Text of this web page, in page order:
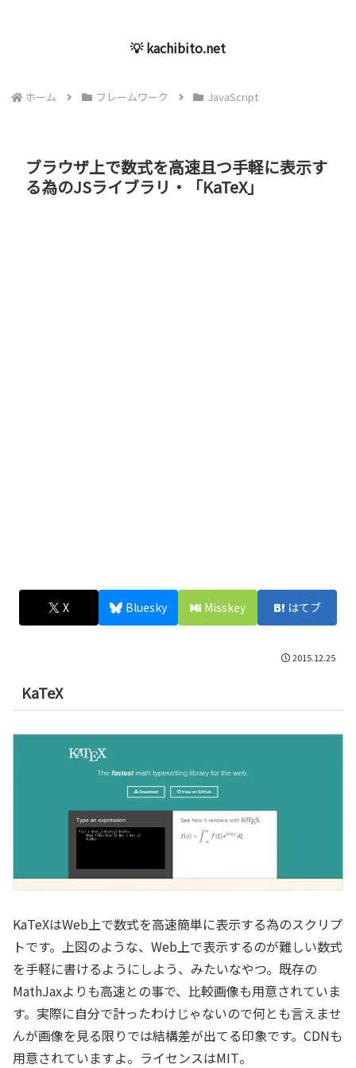
💡 kachibito.net
ホーム フレームワーク JavaScript
ブラウザ上で数式を高速且つ手軽に表示す
る為のJSライブラリ・「KaTeX」
X Bluesky Misskey はてブ
2015.12.25
KaTeX
KaTeXはWeb上で数式を高速簡単に表示する為のスクリプ
トです。上図のような、Web上で表示するのが難しい数式
を手軽に書けるようにしよう、みたいなやつ。既存の
MathJaxよりも高速との事で、比較画像も用意されていま
す。実際に自分で計ったわけじゃないので何とも言えませ
んが画像を見る限りでは結構差が出てる印象です。CDNも
用意されていますよ。ライセンスはMIT。